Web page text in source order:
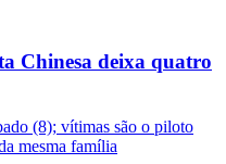
Chinesa deixa quatro
(8); vítimas são o piloto
mesma família